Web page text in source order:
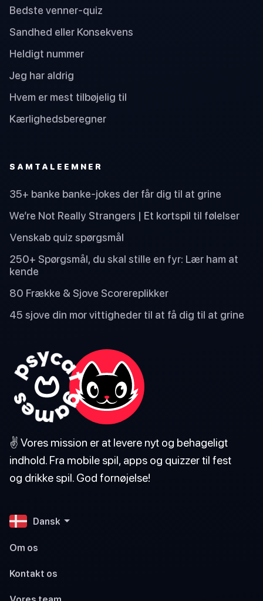
Bedste venner-quiz
Sandhed eller Konsekvens
Heldigt nummer
Jeg har aldrig
Hvem er mest tilbøjelig til
Kærlighedsberegner
SAMTALEEMNER
35+ banke banke-jokes der får dig til at grine
We’re Not Really Strangers | Et kortspil til følelser
Venskab quiz spørgsmål
250+ Spørgsmål, du skal stille en fyr: Lær ham at
kende
80 Frække & Sjove Scorereplikker
45 sjove din mor vittigheder til at få dig til at grine
✌️ Vores mission er at levere nyt og behageligt
indhold. Fra mobile spil, apps og quizzer til fest
og drikke spil. God fornøjelse!
Dansk
Om os
Kontakt os